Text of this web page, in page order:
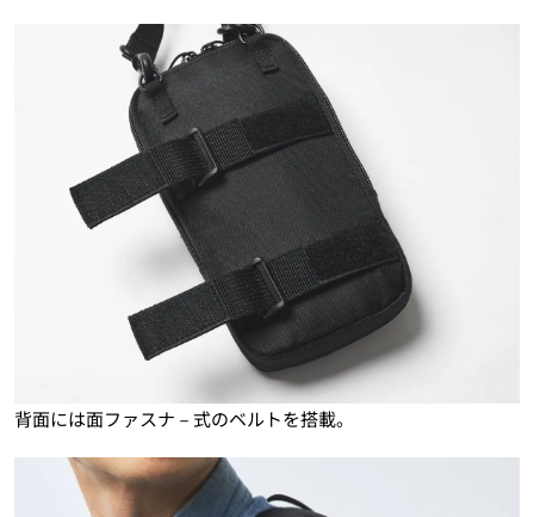
背面には面ファスナ－式のベルトを搭載。